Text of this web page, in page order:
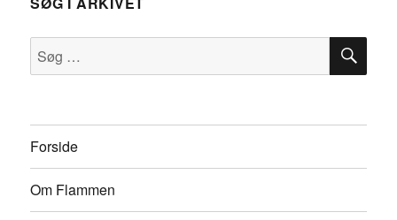
Søg
efter:
SØG
Forside
Om Flammen